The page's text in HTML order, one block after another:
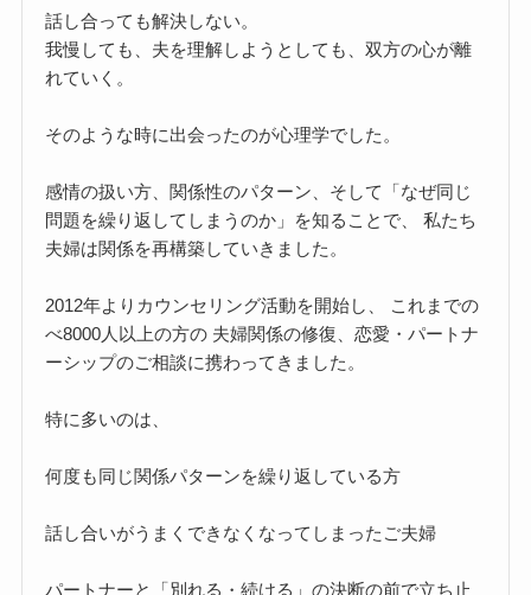
話し合っても解決しない。
我慢しても、夫を理解しようとしても、双方の心が離
れていく。
そのような時に出会ったのが心理学でした。
感情の扱い方、関係性のパターン、そして「なぜ同じ
問題を繰り返してしまうのか」を知ることで、 私たち
夫婦は関係を再構築していきました。
2012年よりカウンセリング活動を開始し、 これまでの
べ8000人以上の方の 夫婦関係の修復、恋愛・パートナ
ーシップのご相談に携わってきました。
特に多いのは、
何度も同じ関係パターンを繰り返している方
話し合いがうまくできなくなってしまったご夫婦
パートナーと「別れる・続ける」の決断の前で立ち止